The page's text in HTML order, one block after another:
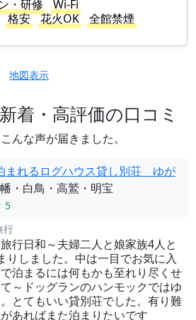
・研修
Wi-Fi
格安 花火OK
全館禁煙
地図表示
着・高評価の口コミ
んな声が届きました。
まれるログハウス貸し別荘 ゆが
・白鳥・高鷲・明宝
行
行日和～夫婦二人と娘家族4人と
りしました。中は一目でお気に入
泊まるには何もかも至れり尽くせ
～ドッグランのハンモックではゆ
とてもいい貸別荘でした。有り難
あればまた泊まりたいです